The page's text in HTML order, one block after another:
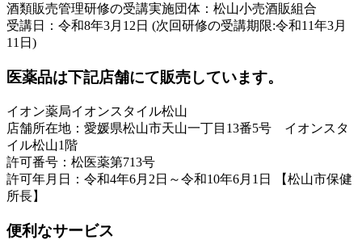
酒類販売管理研修の受講実施団体：松山小売酒販組合
受講日：令和8年3月12日 (次回研修の受講期限:令和11年3月
11日)
医薬品は下記店舗にて販売しています。
イオン薬局イオンスタイル松山
店舗所在地：愛媛県松山市天山一丁目13番5号 イオンスタ
イル松山1階
許可番号：松医薬第713号
許可年月日：令和4年6月2日～令和10年6月1日 【松山市保健
所長】
便利なサービス